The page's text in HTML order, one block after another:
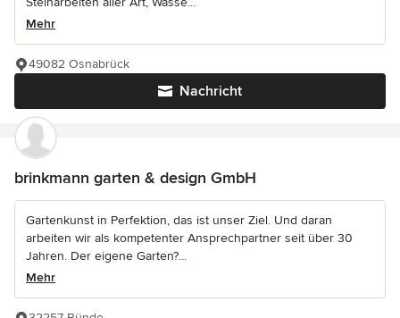
Mehr
Nachricht
49082 Osnabrück
brinkmann garten & design GmbH
Gartenkunst in Perfektion, das ist unser Ziel. Und daran
arbeiten wir als kompetenter Ansprechpartner seit über 30
Jahren. Der eigene Garten?...
Mehr